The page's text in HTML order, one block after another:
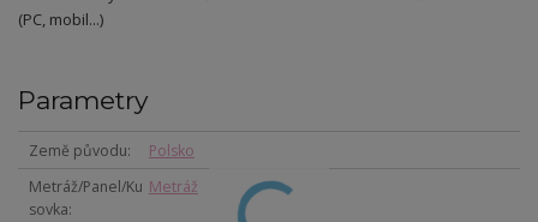
(PC, mobil...)
Parametry
Země původu
Polsko
Metráž/Panel/Ku
sovka
Metráž